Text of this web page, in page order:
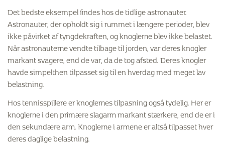
Træning med impact er træning, hvor knoglerne bliver
presset sammen. Det sker eksempelvis ved løb, hop eller
hurtige retningsskift.
Illustrationer: Simon Esrup
Ved styrketræning trækker musklerne i knoglerne, hvilket
bøjer dem en lille smule.
Illustrationer: Simon Esrup
Det bedste eksempel findes hos de tidlige astronauter.
Astronauter, der opholdt sig i rummet i længere perioder, blev
ikke påvirket af tyngdekraften, og knoglerne blev ikke belastet.
Når astronauterne vendte tilbage til jorden, var deres knogler
markant svagere, end de var, da de tog afsted. Deres knogler
havde simpelthen tilpasset sig til en hverdag med meget lav
belastning.
Hos tennisspillere er knoglernes tilpasning også tydelig. Her er
knoglerne i den primære slagarm markant stærkere, end de er i
den sekundære arm. Knoglerne i armene er altså tilpasset hver
deres daglige belastning.